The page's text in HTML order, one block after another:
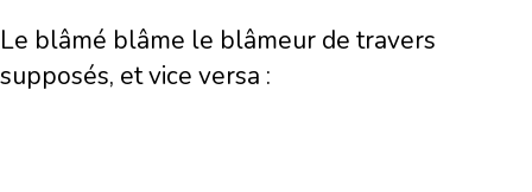
Le blâmé blâme le blâmeur de travers
supposés, et vice versa :